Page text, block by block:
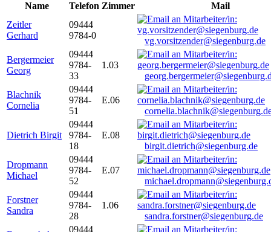
Name
Telefon Zimmer
Mail
Zeitler
Gerhard
09444
9784-0
vg.vorsitzender@siegenburg.de
Bergermeier
Georg
09444
9784-
33
1.03
Blachnik
Cornelia
09444
9784-
51
E.06
Dietrich Birgit
09444
9784-
18
E.08
birgit.dietrich@siegenburg.de
Dropmann
Michael
09444
9784-
52
E.07
Forstner
Sandra
09444
9784-
28
1.06
sandra.forstner@siegenburg.de
09444